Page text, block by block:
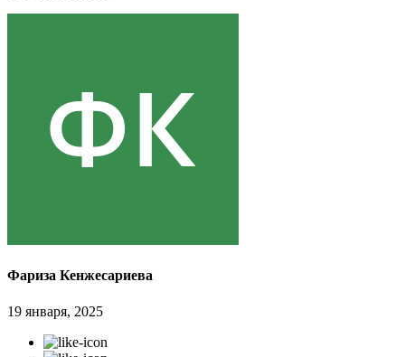
Фариза Кенжесариева
19 января, 2025